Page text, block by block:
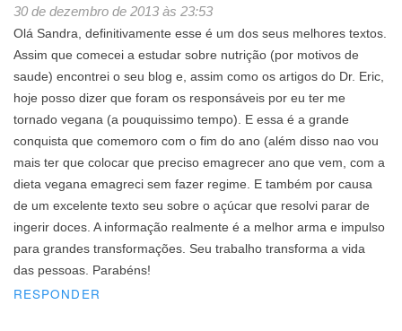
30 de dezembro de 2013 às 23:53
Olá Sandra, definitivamente esse é um dos seus melhores textos.
Assim que comecei a estudar sobre nutrição (por motivos de
saude) encontrei o seu blog e, assim como os artigos do Dr. Eric,
hoje posso dizer que foram os responsáveis por eu ter me
tornado vegana (a pouquissimo tempo). E essa é a grande
conquista que comemoro com o fim do ano (além disso nao vou
mais ter que colocar que preciso emagrecer ano que vem, com a
dieta vegana emagreci sem fazer regime. E também por causa
de um excelente texto seu sobre o açúcar que resolvi parar de
ingerir doces. A informação realmente é a melhor arma e impulso
para grandes transformações. Seu trabalho transforma a vida
das pessoas. Parabéns!
RESPONDER